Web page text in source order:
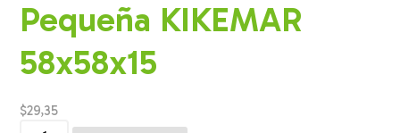
Pequeña KIKEMAR
58x58x15
$29,35